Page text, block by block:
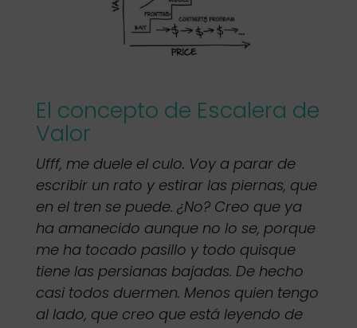
El concepto de Escalera de
Valor
Ufff, me duele el culo. Voy a parar de
escribir un rato y estirar las piernas, que
en el tren se puede. ¿No? Creo que ya
ha amanecido aunque no lo se, porque
me ha tocado pasillo y todo quisque
tiene las persianas bajadas. De hecho
casi todos duermen. Menos quien tengo
al lado, que creo que está leyendo de